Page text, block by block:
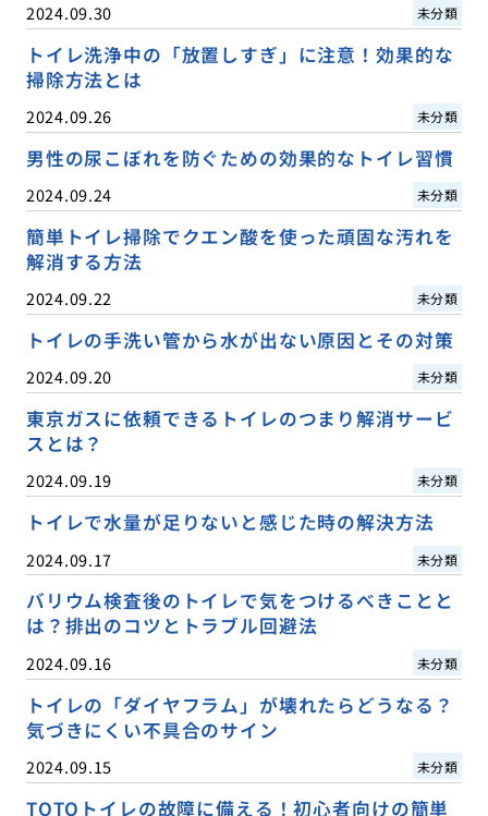
2024.09.30 未分類
トイレ洗浄中の「放置しすぎ」に注意！効果的な
掃除方法とは
2024.09.26 未分類
男性の尿こぼれを防ぐための効果的なトイレ習慣
2024.09.24 未分類
簡単トイレ掃除でクエン酸を使った頑固な汚れを
解消する方法
2024.09.22 未分類
トイレの手洗い管から水が出ない原因とその対策
2024.09.20 未分類
東京ガスに依頼できるトイレのつまり解消サービ
スとは？
2024.09.19 未分類
トイレで水量が足りないと感じた時の解決方法
2024.09.17 未分類
バリウム検査後のトイレで気をつけるべきことと
は？排出のコツとトラブル回避法
2024.09.16 未分類
トイレの「ダイヤフラム」が壊れたらどうなる？
気づきにくい不具合のサイン
2024.09.15 未分類
TOTOトイレの故障に備える！初心者向けの簡単